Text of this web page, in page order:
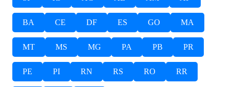
BA CE DF ES GO MA
MT MS MG PA PB PR
PE PI RN RS RO RR